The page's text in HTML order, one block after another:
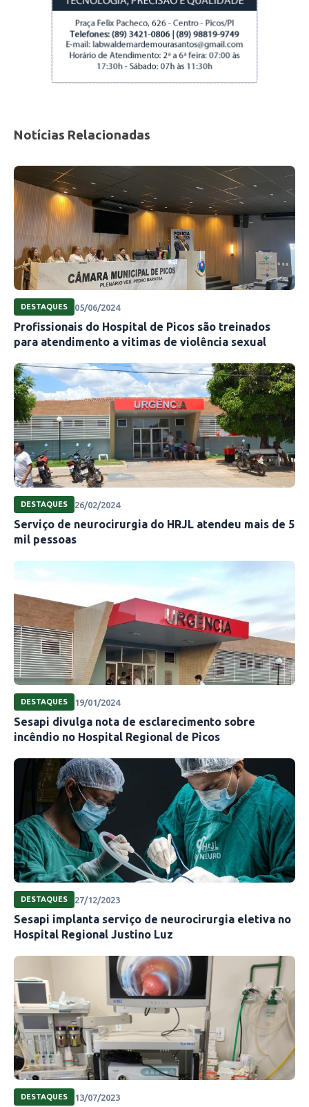
Notícias Relacionadas
DESTAQUES 05/06/2024
Profissionais do Hospital de Picos são treinados
para atendimento a vitimas de violência sexual
DESTAQUES 26/02/2024
Serviço de neurocirurgia do HRJL atendeu mais de 5
mil pessoas
DESTAQUES 19/01/2024
Sesapi divulga nota de esclarecimento sobre
incêndio no Hospital Regional de Picos
DESTAQUES 27/12/2023
Sesapi implanta serviço de neurocirurgia eletiva no
Hospital Regional Justino Luz
DESTAQUES 13/07/2023